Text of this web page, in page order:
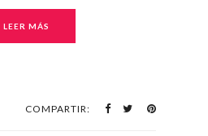
LEER MÁS
COMPARTIR: